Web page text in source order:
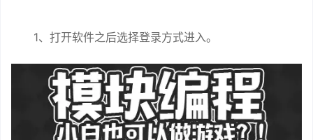
1、打开软件之后选择登录方式进入。